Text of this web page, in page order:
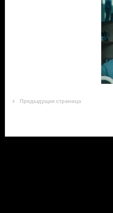
Предыдущая страница